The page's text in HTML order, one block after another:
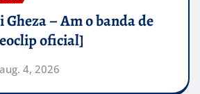
– Am o banda de
oficial]
aug. 4, 2026